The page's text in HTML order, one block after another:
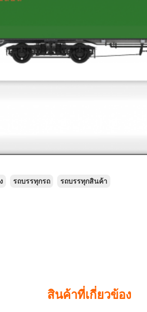
รถบรรทุกรถ รถบรรทุกสินค้า
สินค้าที่เกี่ยวข้อง